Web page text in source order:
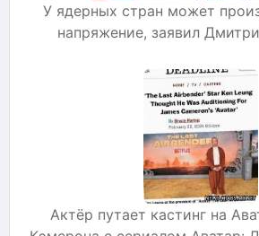
У ядерных стран может
напряжение, заявил
Актёр путает кастинг на